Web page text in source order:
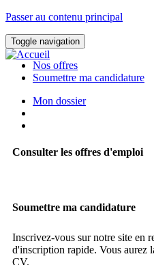
Passer au contenu principal
Toggle navigation
Nos offres
Soumettre ma candidature
Mon dossier
Consulter les offres d'emploi
Soumettre ma candidature
Inscrivez-vous sur notre site en
d'inscription rapide. Vous aurez
CV.